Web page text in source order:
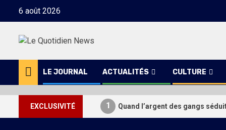
6 août 2026
LE JOURNAL ACTUALITÉS CULTURE
EXCLUSIVITÉ 1 Quand l’argent des gangs